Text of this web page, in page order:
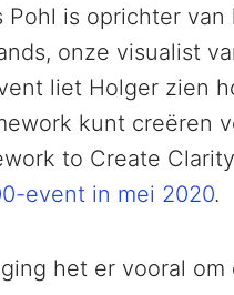
Pohl is oprichter
onze visualist
liet Holger zien
kunt creëren
to Create
event in mei 2020.
het er vooral